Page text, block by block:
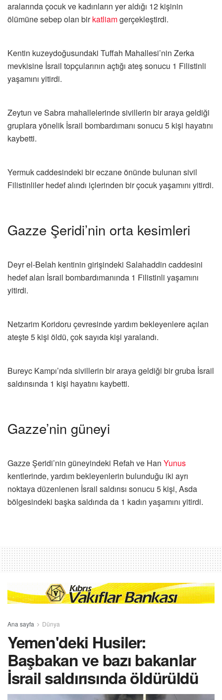
aralarında çocuk ve kadınların yer aldığı 12 kişinin
ölümüne sebep olan birkatliamgerçekleştirdi.
Kentin kuzeydoğusundaki Tuffah Mahallesi’nin Zerka
mevkisine İsrail topçularının açtığı ateş sonucu 1 Filistinli
yaşamını yitirdi.
Zeytun ve Sabra mahallelerinde sivillerin bir araya geldiği
gruplara yönelik İsrail bombardımanı sonucu 5 kişi hayatını
kaybetti.
Yermuk caddesindeki bir eczane önünde bulunan sivil
Filistinliler hedef alındı içlerinden bir çocuk yaşamını yitirdi.
Gazze Şeridi’nin orta kesimleri
Deyr el-Belah kentinin girişindeki Salahaddin caddesini
hedef alan İsrail bombardımanında 1 Filistinli yaşamını
yitirdi.
Netzarim Koridoru çevresinde yardım bekleyenlere açılan
ateşte 5 kişi öldü, çok sayıda kişi yaralandı.
Bureyc Kampı’nda sivillerin bir araya geldiği bir gruba İsrail
saldırısında 1 kişi hayatını kaybetti.
Gazze’nin güneyi
Gazze Şeridi’nin güneyindeki Refah ve Han Yunus
kentlerinde, yardım bekleyenlerin bulunduğu iki ayrı
noktaya düzenlenen İsrail saldırısı sonucu 5 kişi, Asda
bölgesindeki başka saldırıda da 1 kadın yaşamını yitirdi.
Ana sayfa Dünya
Yemen'deki Husiler:
Başbakan ve bazı bakanlar
İsrail saldırısında öldürüldü